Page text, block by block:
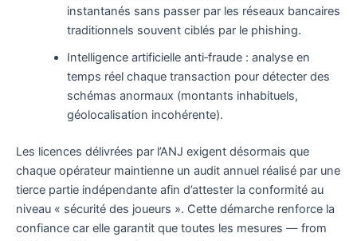
instantanés sans passer par les réseaux bancaires
traditionnels souvent ciblés par le phishing.
Intelligence artificielle anti‑fraude : analyse en
temps réel chaque transaction pour détecter des
schémas anormaux (montants inhabituels,
géolocalisation incohérente).
Les licences délivrées par l’ANJ exigent désormais que
chaque opérateur maintienne un audit annuel réalisé par une
tierce partie indépendante afin d’attester la conformité au
niveau « sécurité des joueurs ». Cette démarche renforce la
confiance car elle garantit que toutes les mesures — from